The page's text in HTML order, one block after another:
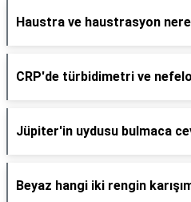
Haustra ve haustrasyon
CRP'de türbidimetri ve
Jüpiter'in uydusu bulmaca
Beyaz hangi iki rengin